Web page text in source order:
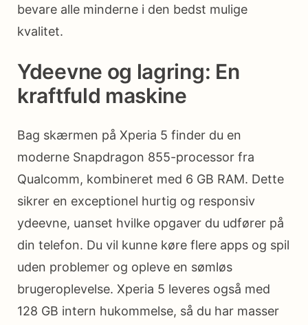
bevare alle minderne i den bedst mulige
kvalitet.
Ydeevne og lagring: En
kraftfuld maskine
Bag skærmen på Xperia 5 finder du en
moderne Snapdragon 855-processor fra
Qualcomm, kombineret med 6 GB RAM. Dette
sikrer en exceptionel hurtig og responsiv
ydeevne, uanset hvilke opgaver du udfører på
din telefon. Du vil kunne køre flere apps og spil
uden problemer og opleve en sømløs
brugeroplevelse. Xperia 5 leveres også med
128 GB intern hukommelse, så du har masser